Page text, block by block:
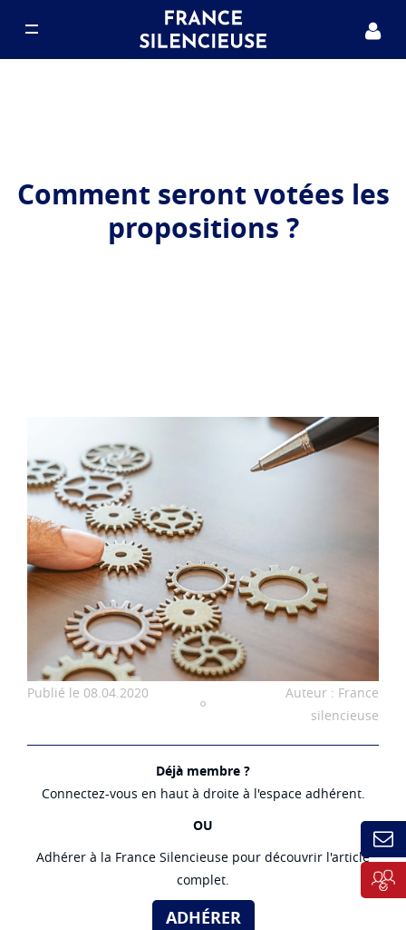
Nos actualités
Comment seront votées les
propositions ?
Publié le 08.04.2020
Auteur : France
silencieuse
Déjà membre ?
Connectez-vous en haut à droite à l'espace adhérent.
OU
Adhérer à la France Silencieuse pour découvrir l'article
complet.
ADHÉRER